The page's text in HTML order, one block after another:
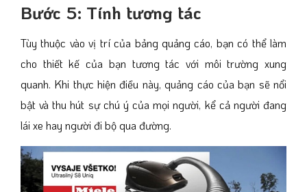
Bước 5: Tính tương tác
Tùy thuộc vào vị trí của bảng quảng cáo, bạn có thể làm
cho thiết kế của bạn tương tác với môi trường xung
quanh. Khi thực hiện điều này, quảng cáo của bạn sẽ nổi
bật và thu hút sự chú ý của mọi người, kể cả người đang
lái xe hay người đi bộ qua đường.